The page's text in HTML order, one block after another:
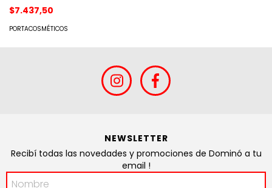
$7.437,50
PORTACOSMÉTICOS
NEWSLETTER
Recibí todas las novedades y promociones de Dominó a tu
email !